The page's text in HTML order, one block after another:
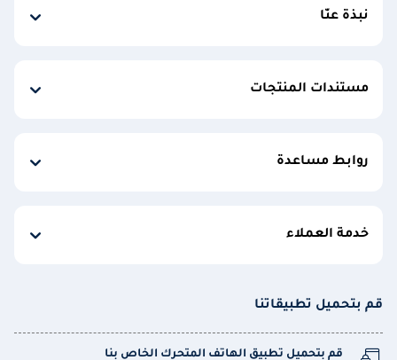
نبذة عنّا
مستندات المنتجات
روابط مساعدة
خدمة العملاء
قم بتحميل تطبيقاتنا
قم بتحميل تطبيق الهاتف المتحرك الخاص بنا